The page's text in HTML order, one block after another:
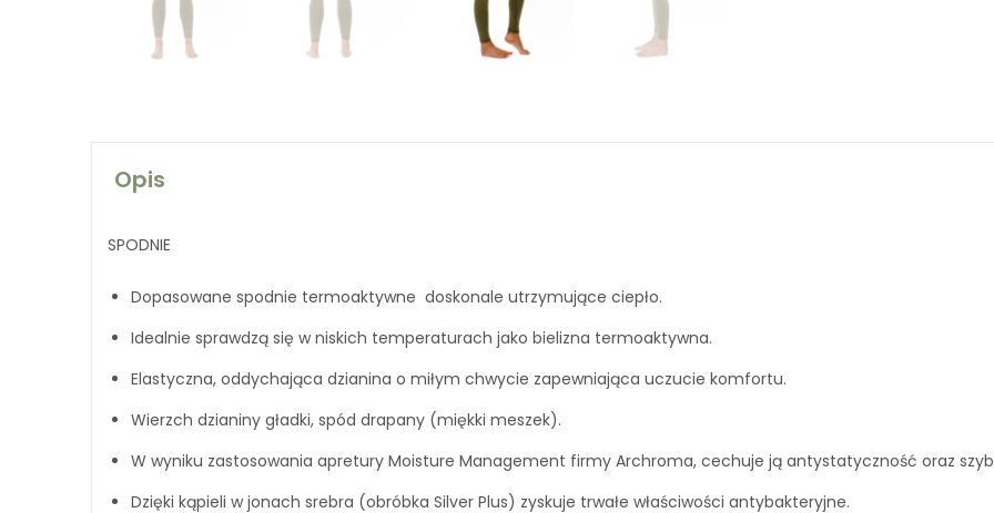
Opis
SPODNIE
Dopasowane spodnie termoaktywne doskonale utrzymujące ciepło.
Idealnie sprawdzą się w niskich temperaturach jako bielizna termoaktywna.
Elastyczna, oddychająca dzianina o miłym chwycie zapewniająca uczucie komfortu.
Wierzch dzianiny gładki, spód drapany (miękki meszek).
W wyniku zastosowania apretury Moisture Management firmy Archroma, cechuje ją antystatyczność oraz
Dzięki kąpieli w jonach srebra (obróbka Silver Plus) zyskuje trwałe właściwości antybakteryjne.